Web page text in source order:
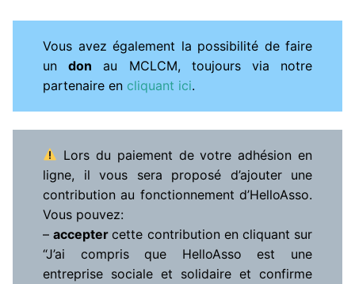
Vous avez également la possibilité de faire
undon au MCLCM, toujours via notre
partenaire en cliquant ici.
Lors du paiement de votre adhésion en
ligne, il vous sera proposé d’ajouter une
contribution au fonctionnement d’HelloAsso.
Vous pouvez:
–acceptercette contribution en cliquant sur
“J’ai compris que HelloAsso est une
entreprise sociale et solidaire et confirme